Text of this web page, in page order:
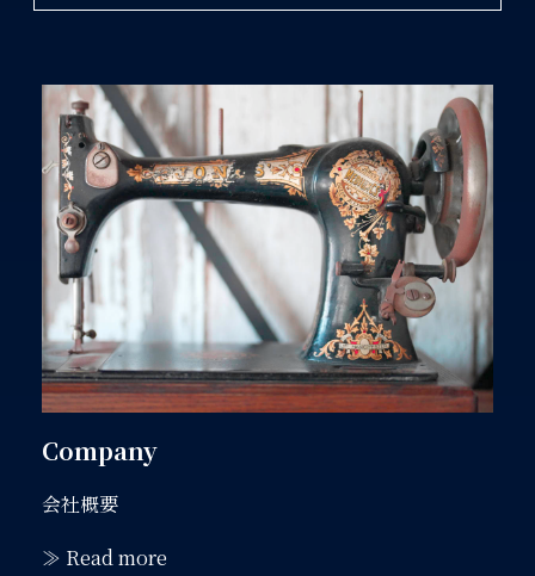
Company
会社概要
≫ Read more